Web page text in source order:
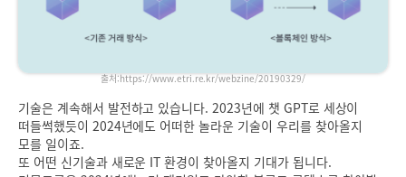
출처:https://www.etri.re.kr/webzine/20190329/
기술은 계속해서 발전하고 있습니다. 2023년에 챗 GPT로 세상이
떠들썩했듯이 2024년에도 어떠한 놀라운 기술이 우리를 찾아올지
모를 일이죠.
또 어떤 신기술과 새로운 IT 환경이 찾아올지 기대가 됩니다.